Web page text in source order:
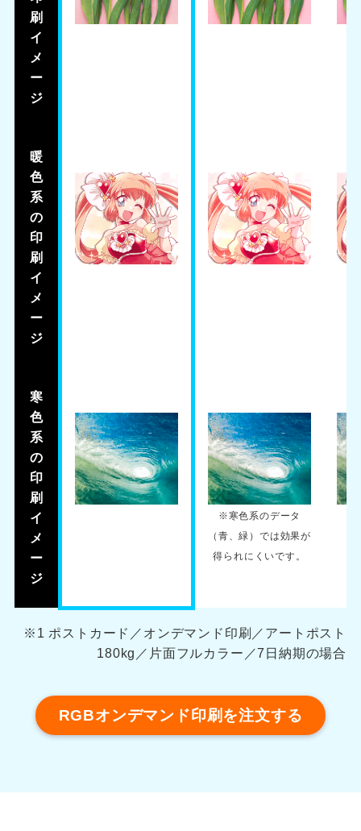
刷
イ
メ
ー
ジ
暖
色
系
の
印
刷
イ
メ
ー
ジ
寒
色
系
の
印
刷
イ
メ
ー
ジ
※寒色系のデータ
（青、緑）では効果が
得られにくいです。
※1 ポストカード／オンデマンド印刷／アートポスト
180kg／片面フルカラー／7日納期の場合
RGBオンデマンド印刷を注文する